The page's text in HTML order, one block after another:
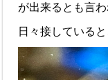
が出来るとも言わ
日々接している